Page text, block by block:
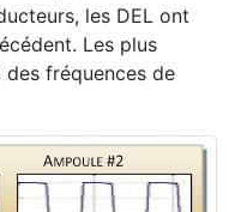
les DEL ont
Les plus
fréquences de